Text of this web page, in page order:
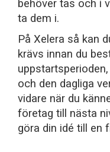
behöver tas och i
ta dem i.
På Xelera så kan
krävs innan du
och den dagliga
vidare när du
företag till nästa
göra din idé till en